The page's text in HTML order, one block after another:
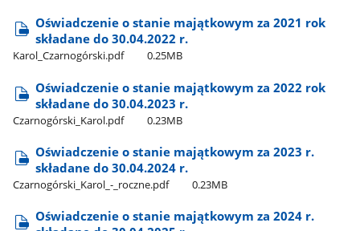
Oświadczenie o stanie majątkowym za 2021 rok
składane do 30.04.2022 r.
Karol​_Czarnogórski.pdf 0.25MB
Oświadczenie o stanie majątkowym za 2022 rok
składane do 30.04.2023 r.
Czarnogórski​_Karol.pdf 0.23MB
Oświadczenie o stanie majątkowym za 2023 r.
składane do 30.04.2024 r.
Czarnogórski​_Karol​_-​_roczne.pdf 0.23MB
Oświadczenie o stanie majątkowym za 2024 r.